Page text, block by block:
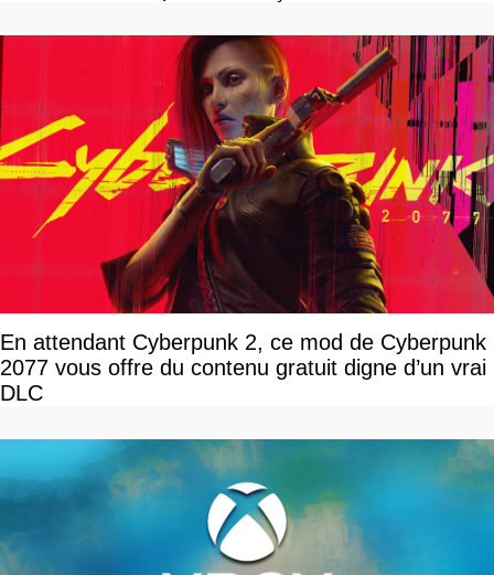
En attendant Cyberpunk 2, ce mod de Cyberpunk
2077 vous offre du contenu gratuit digne d’un vrai
DLC